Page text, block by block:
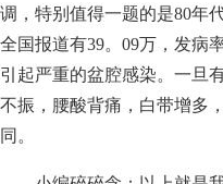
调，特别值得一题的是80年
全国报道有39。09万，发病
引起严重的盆腔感染。一旦
不振，腰酸背痛，白带增多
同。